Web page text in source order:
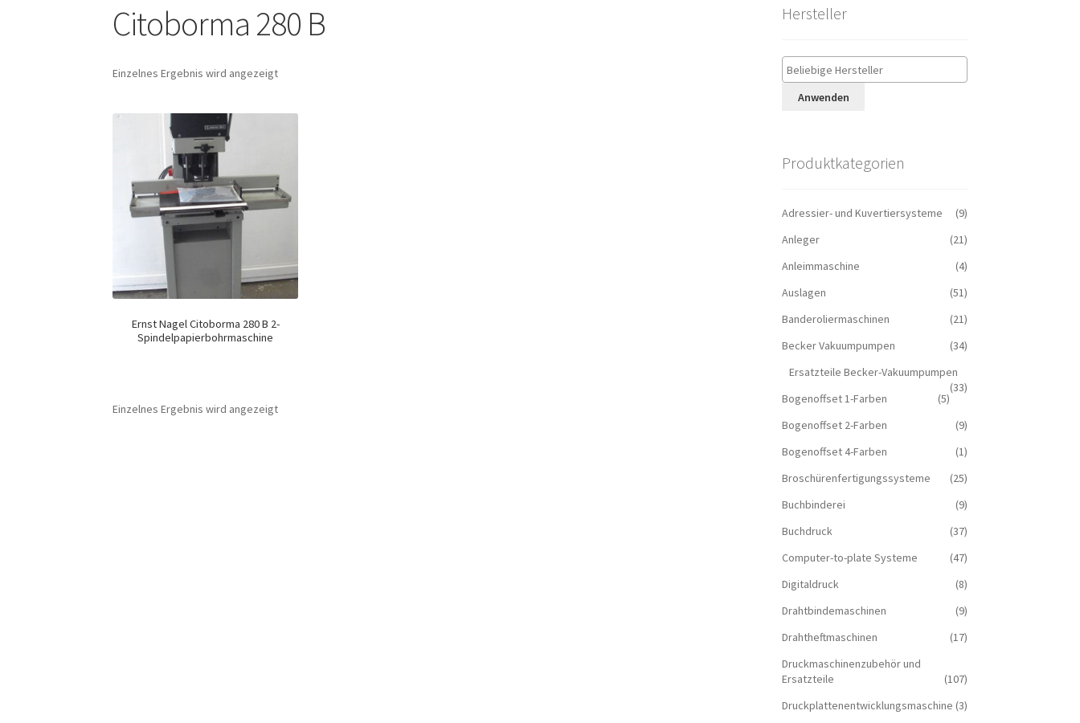
Citoborma 280 B
Einzelnes Ergebnis wird angezeigt
Ernst Nagel Citoborma 280 B 2-
Spindelpapierbohrmaschine
Einzelnes Ergebnis wird angezeigt
Hersteller
Anwenden
Produktkategorien
Adressier- und Kuvertiersysteme
(9)
Anleger
(21)
Anleimmaschine
(4)
Auslagen
(51)
Banderoliermaschinen
(21)
Becker Vakuumpumpen
(34)
Ersatzteile Becker-Vakuumpumpen
(33)
Bogenoffset 1-Farben
(5)
Bogenoffset 2-Farben
(9)
Bogenoffset 4-Farben
(1)
Broschürenfertigungssysteme
(25)
Buchbinderei
(9)
Buchdruck
(37)
Computer-to-plate Systeme
(47)
Digitaldruck
(8)
Drahtbindemaschinen
(9)
Drahtheftmaschinen
(17)
Druckmaschinenzubehör und
Ersatzteile
(107)
Druckplattenentwicklungsmaschine (3)